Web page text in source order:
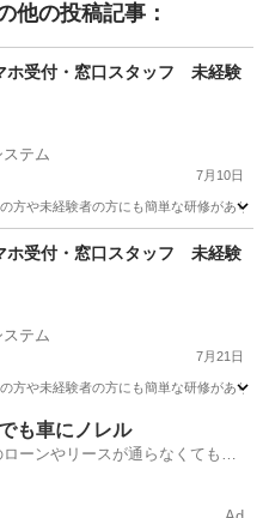
他の投稿記事：
受付・窓口スタッフ 未経験
テム
7月10日
方や未経験者の方にも簡単な研修があ
受付・窓口スタッフ 未経験
テム
7月21日
方や未経験者の方にも簡単な研修があ
スタッフ
も車にノレル
ーンやリースが通らなくてもク